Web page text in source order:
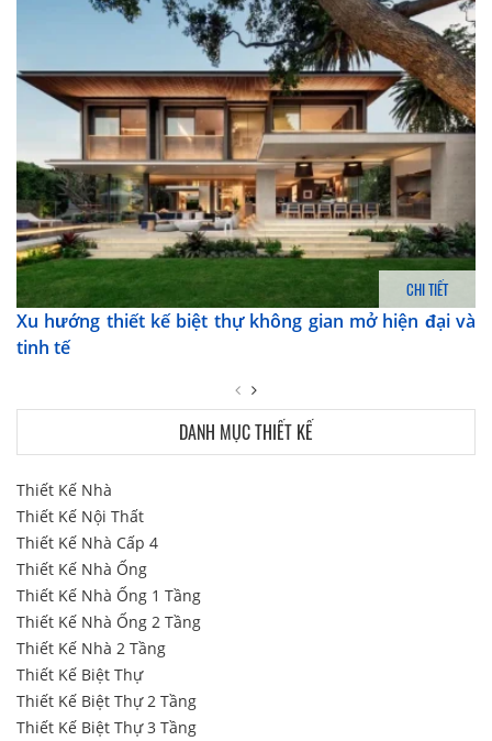
CHI TIẾT
Xu hướng thiết kế biệt thự không gian mở hiện đại và
tinh tế
DANH MỤC THIẾT KẾ
Thiết Kế Nhà
Thiết Kế Nội Thất
Thiết Kế Nhà Cấp 4
Thiết Kế Nhà Ống
Thiết Kế Nhà Ống 1 Tầng
Thiết Kế Nhà Ống 2 Tầng
Thiết Kế Nhà 2 Tầng
Thiết Kế Biệt Thự
Thiết Kế Biệt Thự 2 Tầng
Thiết Kế Biệt Thự 3 Tầng